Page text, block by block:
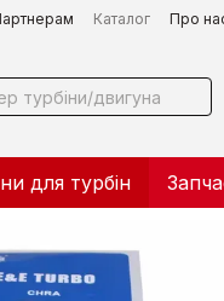
Каталог Про
для турбін